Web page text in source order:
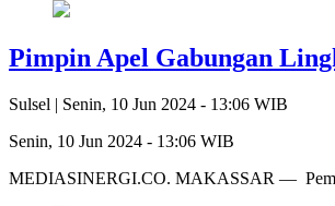
Pimpin Apel Gabungan
Sulsel | Senin, 10 Jun 2024 - 13:06 WIB
Senin, 10 Jun 2024 - 13:06 WIB
MEDIASINERGI.CO. MAKASSAR —